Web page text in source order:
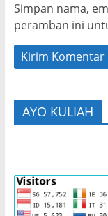
Simpan nama,
peramban ini
AYO KULIAH